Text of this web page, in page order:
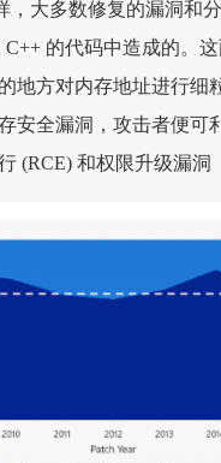
，大多数修复的漏洞和
的代码中造成的。
地方对内存地址进行细
安全漏洞，攻击者便可
(RCE) 和权限升级漏洞